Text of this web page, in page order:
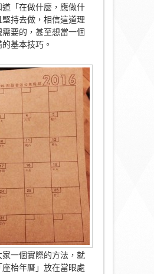
「在做什麼， 應做什
持去做，相信這道理
要的， 甚至想當一個
基本技巧。
一個實際的方法，就
枱年曆」 放在當眼處